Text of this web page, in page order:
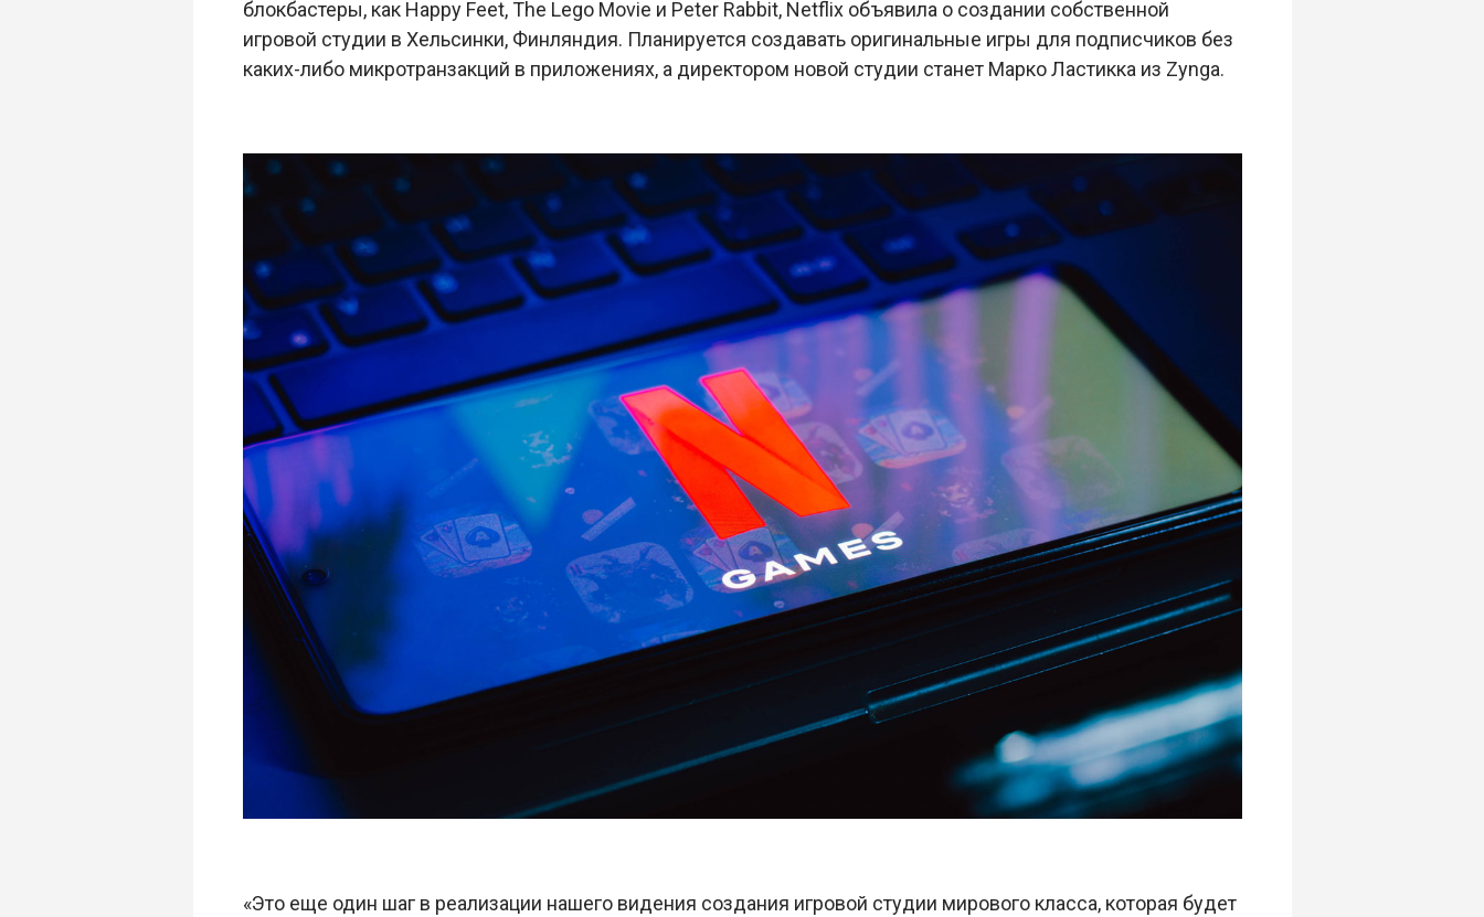
блокбастеры, как Happy Feet, The Lego Movie и Peter Rabbit, Netflix объявила о создании собственной
игровой студии в Хельсинки, Финляндия. Планируется создавать оригинальные игры для подписчиков без
каких-либо микротранзакций в приложениях, а директором новой студии станет Марко Ластикка из Zynga.
«Это еще один шаг в реализации нашего видения создания игровой студии мирового класса, которая будет